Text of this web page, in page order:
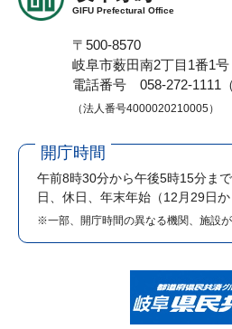
GIFU Prefectural Office
〒500-8570
岐阜市薮田南2丁目1番1号
電話番号 058-272-1111（
（法人番号4000020210005）
開庁時間
午前8時30分から午後5時15分まで
日、休日、年末年始（12月29日か
※一部、開庁時間の異なる機関、施設が